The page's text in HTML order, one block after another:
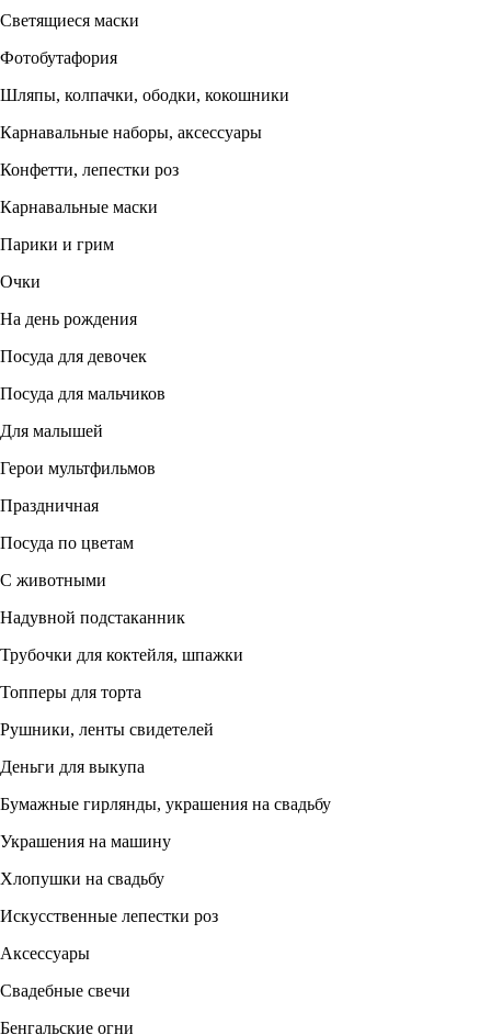
Светящиеся маски
Фотобутафория
Шляпы, колпачки, ободки, кокошники
Карнавальные наборы, аксессуары
Конфетти, лепестки роз
Карнавальные маски
Парики и грим
Очки
На день рождения
Посуда для девочек
Посуда для мальчиков
Для малышей
Герои мультфильмов
Праздничная
Посуда по цветам
С животными
Надувной подстаканник
Трубочки для коктейля, шпажки
Топперы для торта
Рушники, ленты свидетелей
Деньги для выкупа
Бумажные гирлянды, украшения на свадьбу
Украшения на машину
Хлопушки на свадьбу
Искусственные лепестки роз
Аксессуары
Свадебные свечи
Бенгальские огни